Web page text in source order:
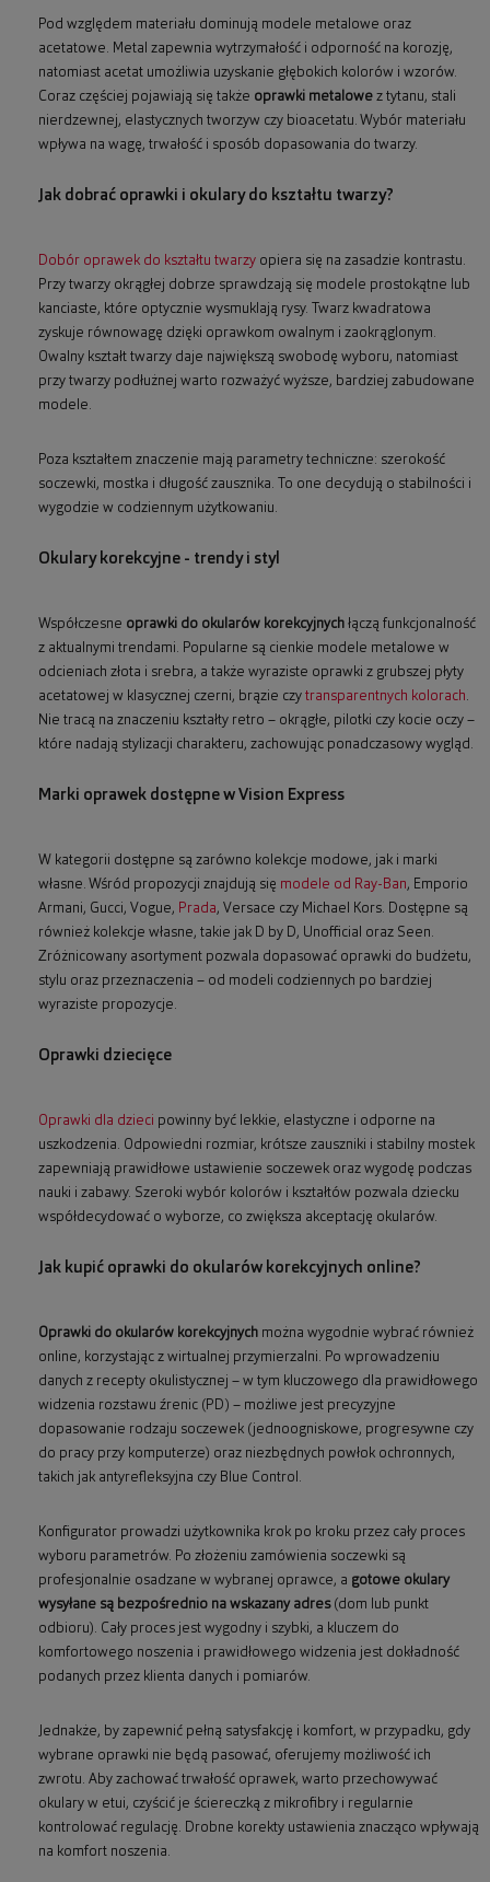
Pod względem materiału dominują modele metalowe oraz
acetatowe. Metal zapewnia wytrzymałość i odporność na korozję,
natomiast acetat umożliwia uzyskanie głębokich kolorów i wzorów.
Coraz częściej pojawiają się także oprawki metalowe z tytanu, stali
nierdzewnej, elastycznych tworzyw czy bioacetatu. Wybór materiału
wpływa na wagę, trwałość i sposób dopasowania do twarzy.
Jak dobrać oprawki i okulary do kształtu twarzy?
Dobór oprawek do kształtu twarzy opiera się na zasadzie kontrastu.
Przy twarzy okrągłej dobrze sprawdzają się modele prostokątne lub
kanciaste, które optycznie wysmuklają rysy. Twarz kwadratowa
zyskuje równowagę dzięki oprawkom owalnym i zaokrąglonym.
Owalny kształt twarzy daje największą swobodę wyboru, natomiast
przy twarzy podłużnej warto rozważyć wyższe, bardziej zabudowane
modele.
Poza kształtem znaczenie mają parametry techniczne: szerokość
soczewki, mostka i długość zausznika. To one decydują o stabilności i
wygodzie w codziennym użytkowaniu.
Okulary korekcyjne - trendy i styl
Współczesne oprawki do okularów korekcyjnych łączą funkcjonalność
z aktualnymi trendami. Popularne są cienkie modele metalowe w
odcieniach złota i srebra, a także wyraziste oprawki z grubszej płyty
acetatowej w klasycznej czerni, brązie czy transparentnych kolorach.
Nie tracą na znaczeniu kształty retro – okrągłe, pilotki czy kocie oczy –
które nadają stylizacji charakteru, zachowując ponadczasowy wygląd.
Marki oprawek dostępne w Vision Express
W kategorii dostępne są zarówno kolekcje modowe, jak i marki
własne. Wśród propozycji znajdują się modele od Ray-Ban, Emporio
Armani, Gucci, Vogue, Prada, Versace czy Michael Kors. Dostępne są
również kolekcje własne, takie jak D by D, Unofficial oraz Seen.
Zróżnicowany asortyment pozwala dopasować oprawki do budżetu,
stylu oraz przeznaczenia – od modeli codziennych po bardziej
wyraziste propozycje.
Oprawki dziecięce
Oprawki dla dzieci powinny być lekkie, elastyczne i odporne na
uszkodzenia. Odpowiedni rozmiar, krótsze zauszniki i stabilny mostek
zapewniają prawidłowe ustawienie soczewek oraz wygodę podczas
nauki i zabawy. Szeroki wybór kolorów i kształtów pozwala dziecku
współdecydować o wyborze, co zwiększa akceptację okularów.
Jak kupić oprawki do okularów korekcyjnych online?
Oprawki do okularów korekcyjnych można wygodnie wybrać również
online, korzystając z wirtualnej przymierzalni. Po wprowadzeniu
danych z recepty okulistycznej – w tym kluczowego dla prawidłowego
widzenia rozstawu źrenic (PD) – możliwe jest precyzyjne
dopasowanie rodzaju soczewek (jednoogniskowe, progresywne czy
do pracy przy komputerze) oraz niezbędnych powłok ochronnych,
takich jak antyrefleksyjna czy Blue Control.
Konfigurator prowadzi użytkownika krok po kroku przez cały proces
wyboru parametrów. Po złożeniu zamówienia soczewki są
profesjonalnie osadzane w wybranej oprawce, a gotowe okulary
wysyłane są bezpośrednio na wskazany adres(dom lub punkt
odbioru). Cały proces jest wygodny i szybki, a kluczem do
komfortowego noszenia i prawidłowego widzenia jest dokładność
podanych przez klienta danych i pomiarów.
Jednakże, by zapewnić pełną satysfakcję i komfort, w przypadku, gdy
wybrane oprawki nie będą pasować, oferujemy możliwość ich
zwrotu. Aby zachować trwałość oprawek, warto przechowywać
okulary w etui, czyścić je ściereczką z mikrofibry i regularnie
kontrolować regulację. Drobne korekty ustawienia znacząco wpływają
na komfort noszenia.